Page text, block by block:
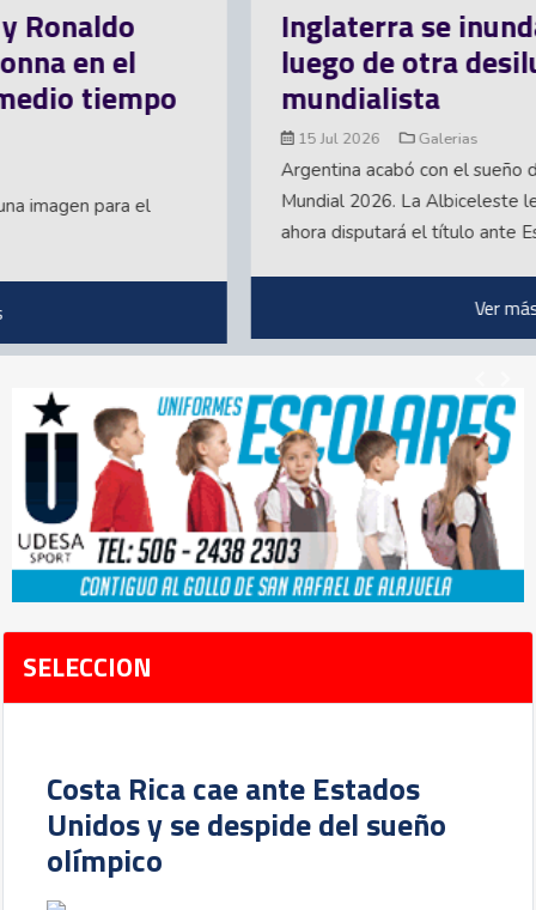
Inglaterra se inunda de memes
luego de otra desilusión
mundialista
Argentina acabó con el sueño de Inglaterra en el
Mundial 2026. La Albiceleste le ganó la semifinal 2-1 y
ahora disputará el título ante España. Aquí parte...
SELECCION
Costa Rica cae ante Estados
Unidos y se despide del sueño
olímpico